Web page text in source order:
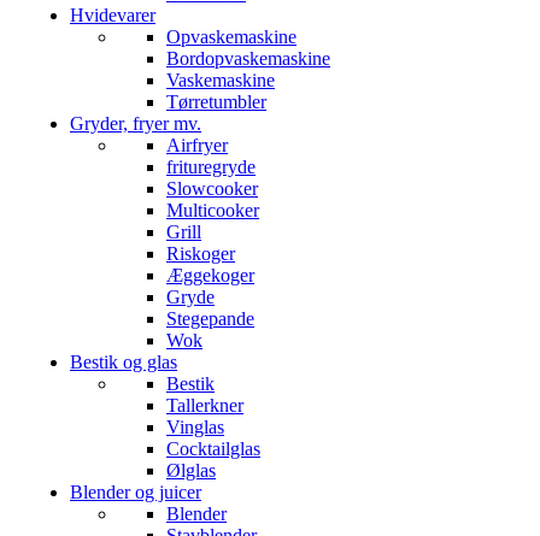
Hvidevarer
Opvaskemaskine
Bordopvaskemaskine
Vaskemaskine
Tørretumbler
Gryder, fryer mv.
Airfryer
frituregryde
Slowcooker
Multicooker
Grill
Riskoger
Æggekoger
Gryde
Stegepande
Wok
Bestik og glas
Bestik
Tallerkner
Vinglas
Cocktailglas
Ølglas
Blender og juicer
Blender